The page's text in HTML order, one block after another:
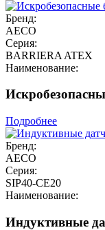
Бренд:
AECO
Серия:
BARRIERA ATEX
Наименование:
Подробнее
Бренд:
AECO
Серия:
SIP40-CE20
Наименование:
Индуктивные